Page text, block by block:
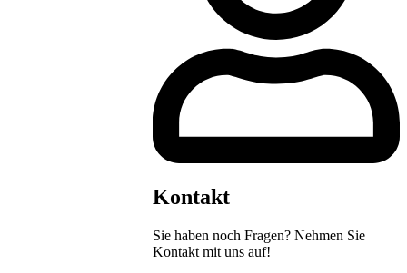
Kontakt
Sie haben noch Fragen? Nehmen Sie
Kontakt mit uns auf!